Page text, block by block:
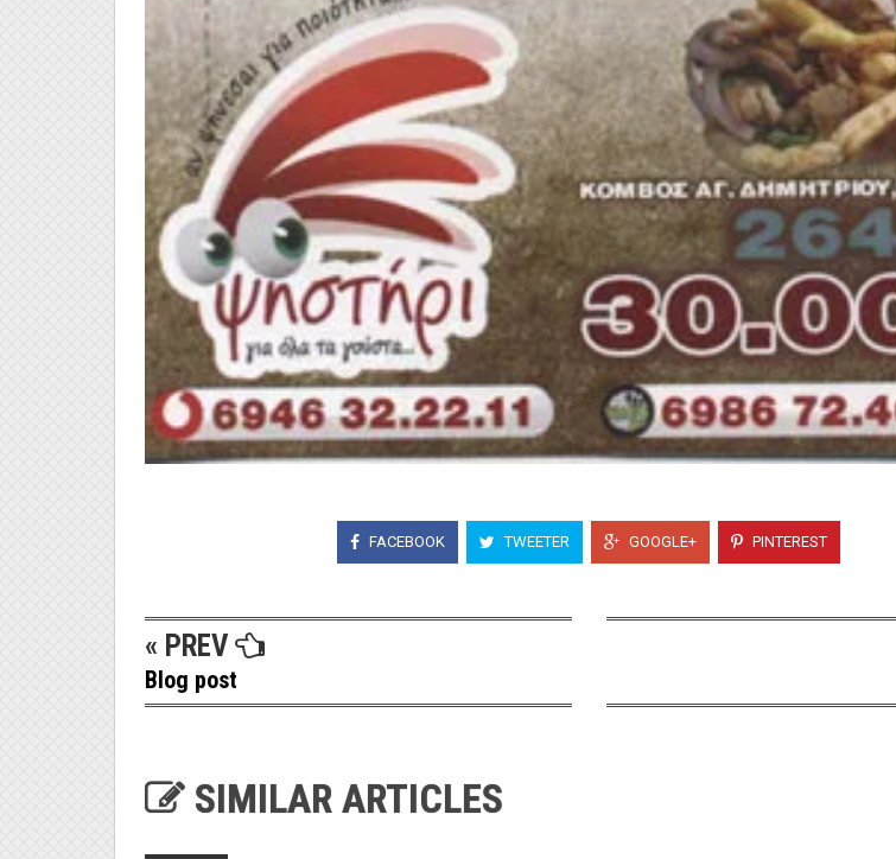
FACEBOOK TWEETER GOOGLE+ PINTEREST
« PREV
Blog post
SIMILAR ARTICLES